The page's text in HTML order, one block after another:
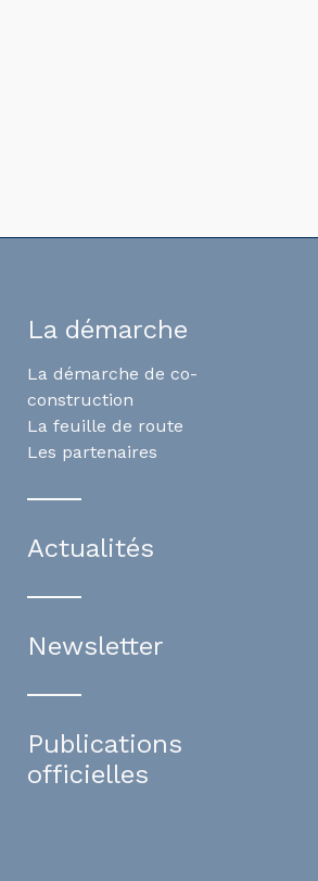
La démarche
La démarche de co-
construction
La feuille de route
Les partenaires
Actualités
Newsletter
Publications
officielles